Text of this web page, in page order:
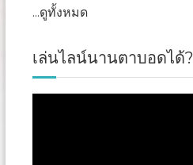
บริการดูแลผู้ป่วย
...ดูทั้งหมด
เล่นไลน์นานตาบอดได้?